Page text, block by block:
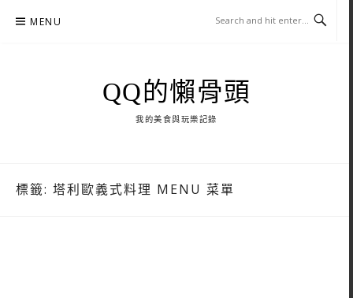
MENU
QQ的懶骨頭
我的美食與玩樂記錄
標籤: 塔利歐義式料理 MENU 菜單